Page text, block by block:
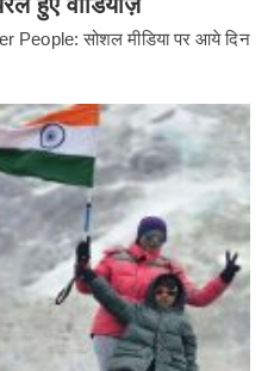
सोशल मीडिया पर आये दिन